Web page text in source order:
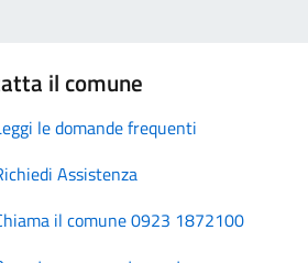
il comune
le domande frequenti
Assistenza
il comune 0923 1872100